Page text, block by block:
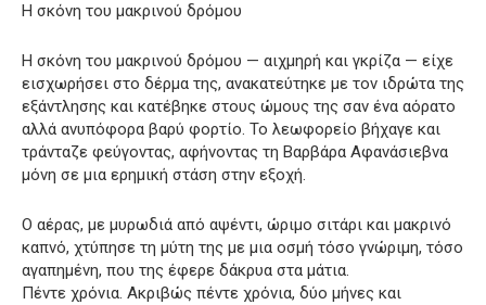
Η σκόνη του μακρινού δρόμου
Η σκόνη του μακρινού δρόμου — αιχμηρή και γκρίζα — είχε
εισχωρήσει στο δέρμα της, ανακατεύτηκε με τον ιδρώτα της
εξάντλησης και κατέβηκε στους ώμους της σαν ένα αόρατο
αλλά ανυπόφορα βαρύ φορτίο. Το λεωφορείο βήχαγε και
τράνταζε φεύγοντας, αφήνοντας τη Βαρβάρα Αφανάσιεβνα
μόνη σε μια ερημική στάση στην εξοχή.
Ο αέρας, με μυρωδιά από αψέντι, ώριμο σιτάρι και μακρινό
καπνό, χτύπησε τη μύτη της με μια οσμή τόσο γνώριμη, τόσο
αγαπημένη, που της έφερε δάκρυα στα μάτια.
Πέντε χρόνια. Ακριβώς πέντε χρόνια, δύο μήνες και